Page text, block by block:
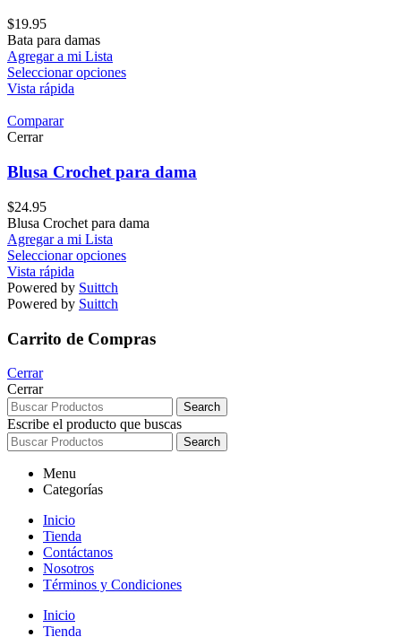
$19.95
Bata para damas
Agregar a mi Lista
Seleccionar opciones
Vista rápida
Comparar
Cerrar
Blusa Crochet para dama
$24.95
Blusa Crochet para dama
Agregar a mi Lista
Seleccionar opciones
Vista rápida
Powered by Suittch
Powered by Suittch
Carrito de Compras
Cerrar
Cerrar
Search
Escribe el producto que buscas
Search
Menu
Categorías
Inicio
Tienda
Contáctanos
Nosotros
Términos y Condiciones
Inicio
Tienda